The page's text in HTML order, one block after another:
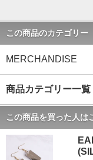
この商品のカテゴリー
MERCHANDISE
商品カテゴリー一覧
この商品を買った人は